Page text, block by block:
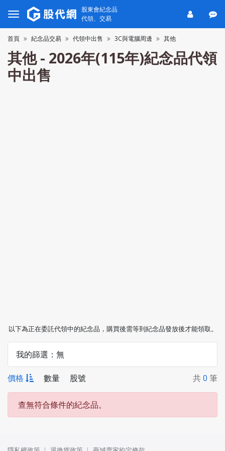
股東會紀念品
代領、交易
首頁 紀念品交易 代領中出售 3C與電腦周邊 其他
其他 - 2026年(115年)紀念品代領
中出售
以下為正在委託代領中的紀念品，購買後需等到紀念品發放後才能領取。
我的篩選： 無
價格 數量 股號 共0 筆
查無符合條件的紀念品。